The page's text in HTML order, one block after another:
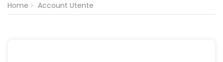
Home Account Utente